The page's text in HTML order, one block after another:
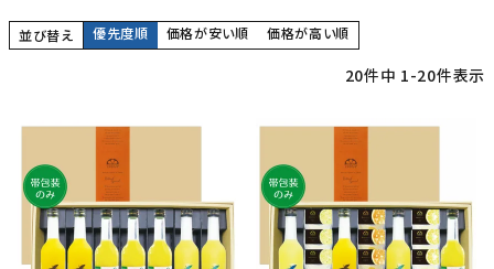
並び替え 優先度順 価格が安い順 価格が高い順
20件中 1-20件表示